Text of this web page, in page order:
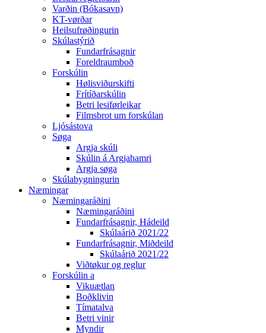
Varðin (Bókasavn)
KT-vørðar
Heilsufrøðingurin
Skúlastýrið
Fundarfrásagnir
Foreldraumboð
Forskúlin
Hølisviðurskifti
Frítíðarskúlin
Betri lesiførleikar
Filmsbrot um forskúlan
Ljósástova
Søga
Argja skúli
Skúlin á Argjahamri
Argja søga
Skúlabygningurin
Næmingar
Næmingaráðini
Næmingaráðini
Fundarfrásagnir, Hádeild
Skúlaárið 2021/22
Fundarfrásagnir, Miðdeild
Skúlaárið 2021/22
Viðtøkur og reglur
Forskúlin a
Vikuætlan
Boðklivin
Tímatalva
Betri vinir
Myndir